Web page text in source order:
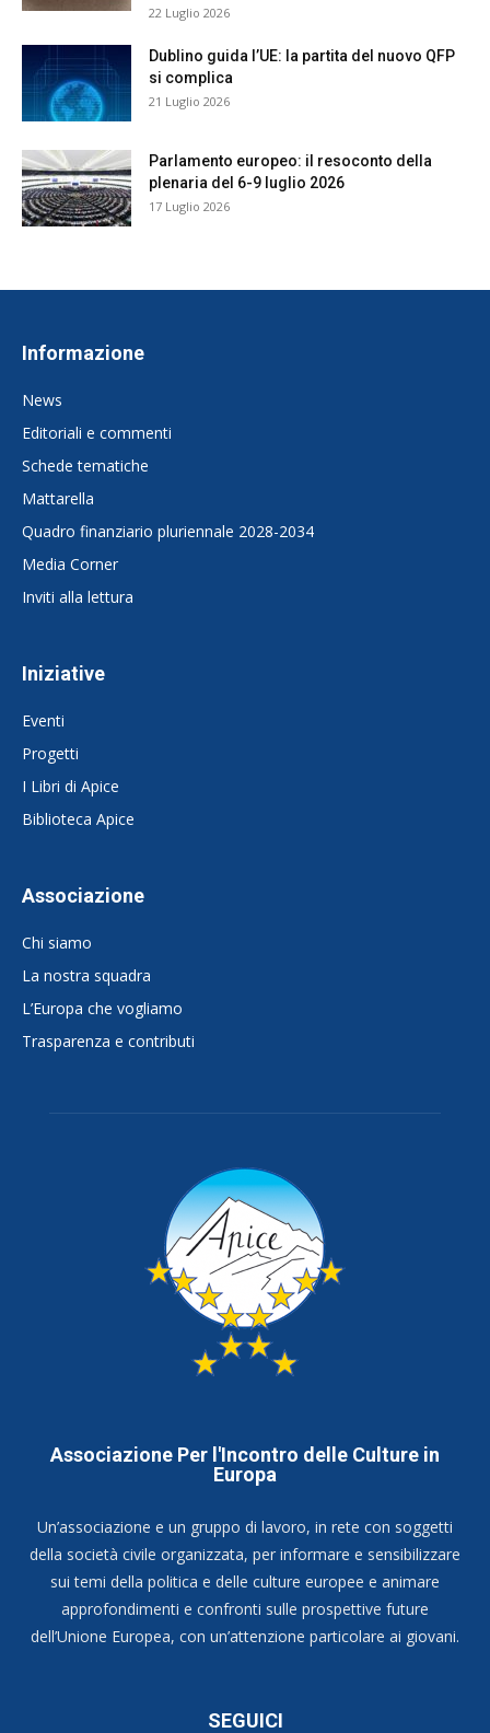
22 Luglio 2026
Dublino guida l’UE: la partita del nuovo QFP
si complica
21 Luglio 2026
Parlamento europeo: il resoconto della
plenaria del 6-9 luglio 2026
17 Luglio 2026
Informazione
News
Editoriali e commenti
Schede tematiche
Mattarella
Quadro finanziario pluriennale 2028-2034
Media Corner
Inviti alla lettura
Iniziative
Eventi
Progetti
I Libri di Apice
Biblioteca Apice
Associazione
Chi siamo
La nostra squadra
L’Europa che vogliamo
Trasparenza e contributi
Associazione Per l'Incontro delle Culture in
Europa
Un’associazione e un gruppo di lavoro, in rete con soggetti
della società civile organizzata, per informare e sensibilizzare
sui temi della politica e delle culture europee e animare
approfondimenti e confronti sulle prospettive future
dell’Unione Europea, con un’attenzione particolare ai giovani.
SEGUICI